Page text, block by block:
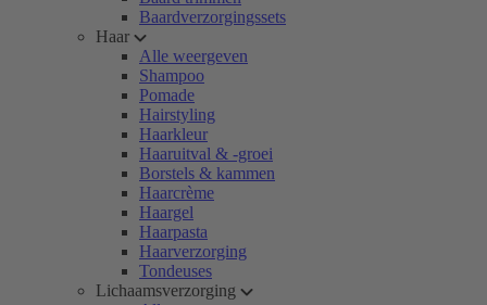
Baardverzorgingssets
Haar
Alle weergeven
Shampoo
Pomade
Hairstyling
Haarkleur
Haaruitval & -groei
Borstels & kammen
Haarcrème
Haargel
Haarpasta
Haarverzorging
Tondeuses
Lichaamsverzorging